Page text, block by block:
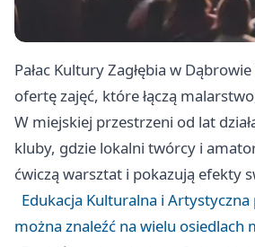
Pałac Kultury Zagłębia w
ofertę zajęć, które łączą
W miejskiej przestrzeni od lat
kluby, gdzie lokalni twórcy i
ćwiczą warsztat i pokazują efekty
Edukacja Kulturalna i Artystyczna
można znaleźć na wielu osiedlach